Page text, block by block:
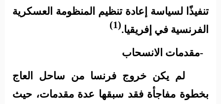
تنفيذًا لسياسة إعادة تنظيم المنظومة العسكرية
الفرنسية في إفريقيا.(1)
لم يكن خروج فرنسا من ساحل العاج
بخطوة مفاجأة فقد سبقها عدة مقدمات، حيث